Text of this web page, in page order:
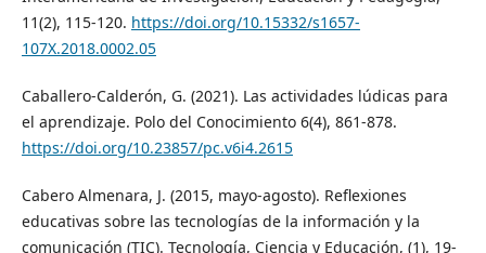
11(2), 115-120. https://doi.org/10.15332/s1657-
107X.2018.0002.05
Caballero-Calderón, G. (2021). Las actividades lúdicas para
el aprendizaje. Polo del Conocimiento 6(4), 861-878.
https://doi.org/10.23857/pc.v6i4.2615
Cabero Almenara, J. (2015, mayo-agosto). Reflexiones
educativas sobre las tecnologías de la información y la
comunicación (TIC). Tecnología, Ciencia y Educación, (1), 19-